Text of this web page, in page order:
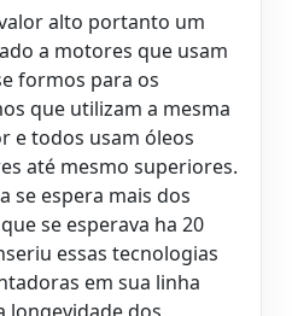
alto portanto um
a motores que usam
formos para os
que utilizam a mesma
e todos usam óleos
até mesmo superiores.
se espera mais dos
se esperava ha 20
essas tecnologias
em sua linha